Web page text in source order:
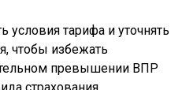
условия тарифа и уточнять
чтобы избежать
превышении ВПР
страхования